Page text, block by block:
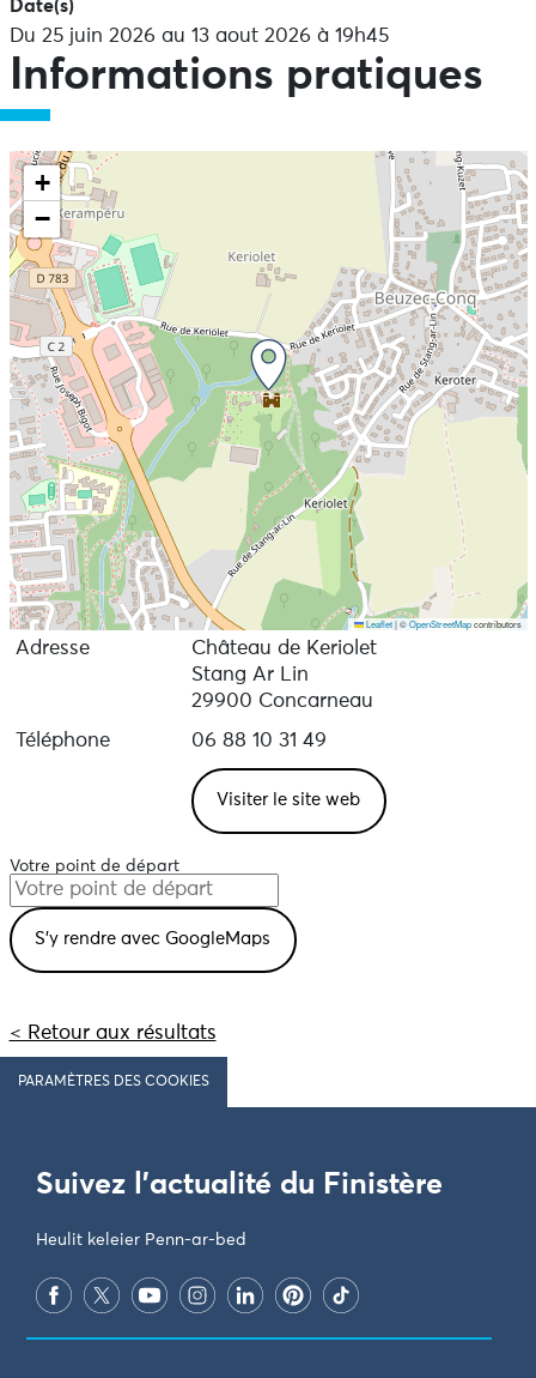
Date(s)
Du 25 juin 2026 au 13 aout 2026 à 19h45
Informations pratiques
+
−
Leaflet |©OpenStreetMapcontributors
Adresse
Château de Keriolet
Stang Ar Lin
29900 Concarneau
Téléphone
06 88 10 31 49
Visiter le site web
Votre point de départ
< Retour aux résultats
PARAMÈTRES DES COOKIES
Suivez l'actualité du Finistère
Heulit keleier Penn-ar-bed